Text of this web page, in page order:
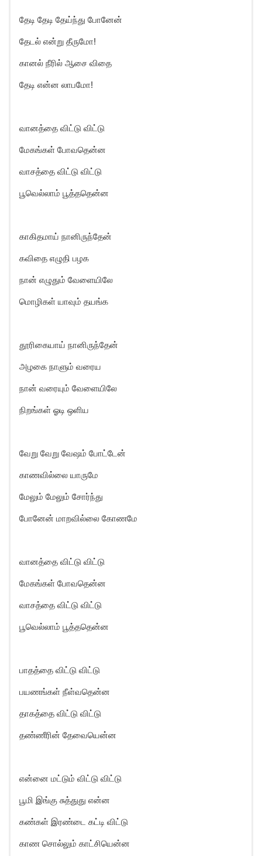
தேடி தேடி தேய்ந்து போனேன்
தேடல் என்று தீருமோ!
கானல் நீரில் ஆசை விதை
தேடி என்ன லாபமோ!
வானத்தை விட்டு விட்டு
மேகங்கள் போவதென்ன
வாசத்தை விட்டு விட்டு
பூவெல்லாம் பூத்ததென்ன
காகிதமாய் நானிருந்தேன்
கவிதை எழுதி பழக
நான் எழுதும் வேளையிலே
மொழிகள் யாவும் தயங்க
தூரிகையாய் நானிருந்தேன்
அழகை நாளும் வரைய
நான் வரையும் வேளையிலே
நிறங்கள் ஓடி ஒளிய
வேறு வேறு வேஷம் போட்டேன்
காணவில்லை யாருமே
மேலும் மேலும் சோர்ந்து
போனேன் மாறவில்லை கோணமே
வானத்தை விட்டு விட்டு
மேகங்கள் போவதென்ன
வாசத்தை விட்டு விட்டு
பூவெல்லாம் பூத்ததென்ன
பாதத்தை விட்டு விட்டு
பயணங்கள் நீள்வதென்ன
தாகத்தை விட்டு விட்டு
தண்ணீரின் தேவையென்ன
என்னை மட்டும் விட்டு விட்டு
பூமி இங்கு சுத்துது என்ன
கண்கள் இரண்டை கட்டி விட்டு
காண சொல்லும் காட்சியென்ன